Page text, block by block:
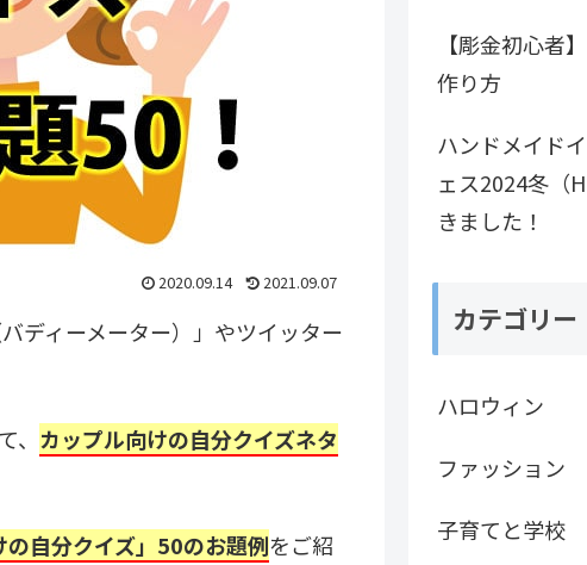
2020.09.14 2021.09.07
ディーメーター）」やツイッター
カップル向けの自分クイズネタ
の自分クイズ」50のお題例をご紹
【彫金初心者
作り方
ハンドメイド
ェス2024冬（
きました！
カテゴリー
ハロウィン
ファッション
子育てと学校